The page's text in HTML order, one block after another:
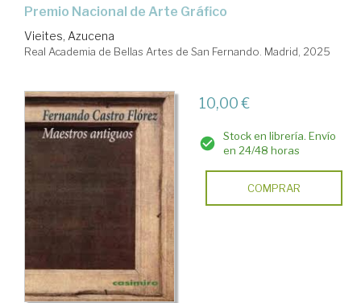
Premio Nacional de Arte Gráfico
Vieites, Azucena
Real Academia de Bellas Artes de San Fernando. Madrid, 2025
10,00 €
Stock en librería. Envío
en 24/48 horas
COMPRAR